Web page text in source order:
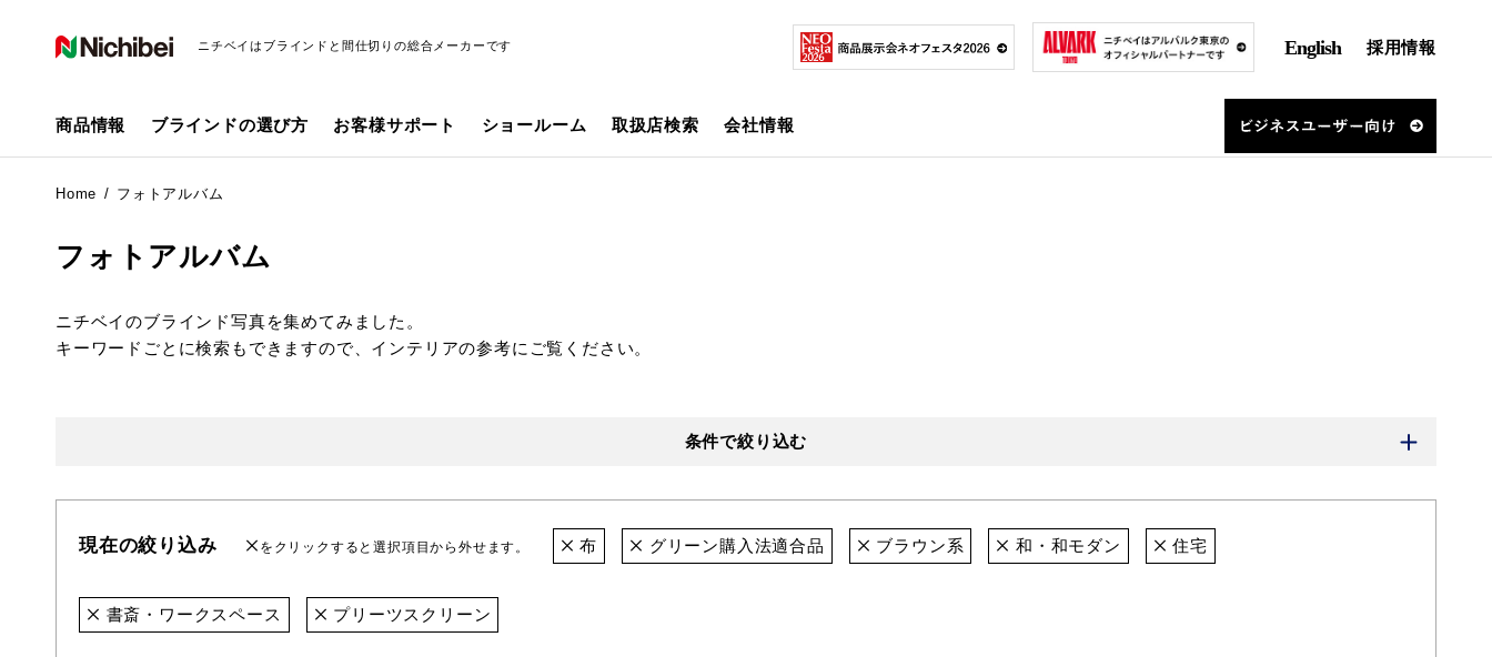
ニチベイはブラインドと間仕切りの総合メーカーです English 採用情報
商品情報 ブラインドの選び方 お客様サポート ショールーム 取扱店検索 会社情報
Home フォトアルバム
フォトアルバム
ニチベイのブラインド写真を集めてみました。
キーワードごとに検索もできますので、インテリアの参考にご覧ください。
条件で絞り込む
現在の絞り込み をクリックすると選択項目から外せます。 布 グリーン購入法適合品 ブラウン系 和・和モダン 住宅
書斎・ワークスペース プリーツスクリーン